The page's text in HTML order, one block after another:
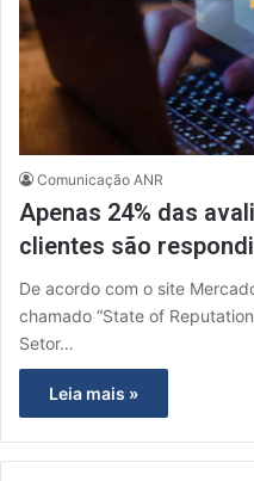
Comunicação ANR
Apenas 24% das
clientes são
De acordo com o site
chamado “State of
Setor…
Leia mais »